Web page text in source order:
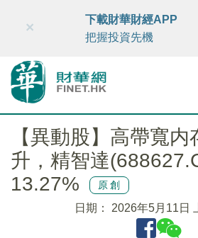
財華智庫網 FINTV FINMETA
×
下載財華財經APP
把握投資先機
【異動股】高帶寬内
升，精智達
13.27%
原創
日期： 2026年5月11日